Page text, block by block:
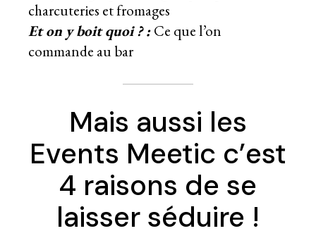
charcuteries et fromages
Et on y boit quoi ? :Ce que l’on
commande au bar
Mais aussi les
Events Meetic c’est
4 raisons de se
laisser séduire !